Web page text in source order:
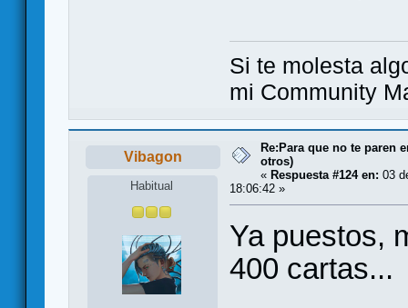
Si te molesta
mi Community
Vibagon
Habitual
Re:Para que no te paren
otros)
« Respuesta #124 en: 03
18:06:42 »
Ya puestos,
400 cartas...